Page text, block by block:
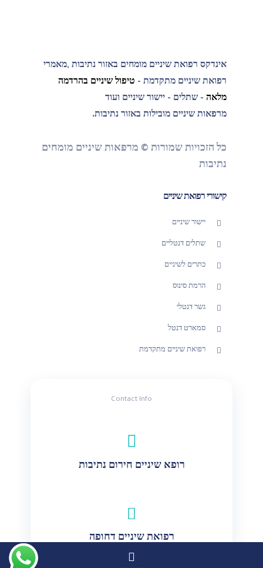
אינדקס רפואת שיניים מומחים באזור נתיבות ,מאמרי
רפואת שיניים מתקדמת - טיפול שיניים בהרדמה
מלאה - שתלים - יישור שיניים ועוד
מרפאות שיניים מובילות באזור נתיבות.
כל הזכויות שמורות © מרפאות שיניים מומחים
נתיבות
קישורי רפואת שיניים
יישור שיניים
שתלים דנטליים
כתרים לשיניים
הרמת סינוס
גשר דנטלי
סמארט דנטל
רפואת שיניים מתקדמת
Contact Info
רופא שיניים חירום נתיבות
רפואת שיניים דחופה